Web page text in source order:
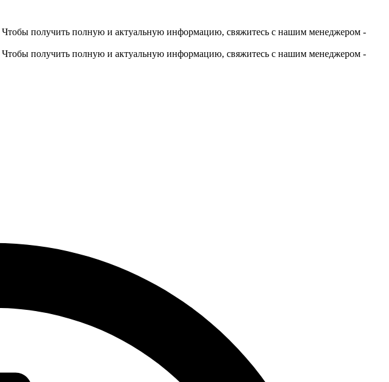
Чтобы получить полную и актуальную информацию, свяжитесь с нашим менеджером -
Чтобы получить полную и актуальную информацию, свяжитесь с нашим менеджером -